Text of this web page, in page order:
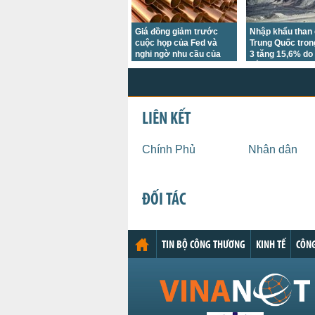
Giá đồng giảm trước
cuộc họp của Fed và
nghi ngờ nhu cầu của
Nhập khẩu than
Trung Quốc
3 tăng 15,6%
LIÊN KẾT
Chính Phủ Nhân dân
ĐỐI TÁC
TIN BỘ CÔNG THƯƠNG KINH TẾ